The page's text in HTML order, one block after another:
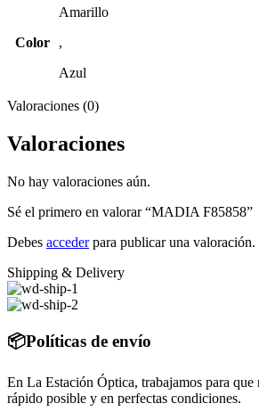
Color
Amarillo
,
Azul
Valoraciones (0)
Valoraciones
No hay valoraciones aún.
Sé el primero en valorar “MADIA F85858”
Debes accederpara publicar una valoración.
Shipping & Delivery
📦Políticas de envío
En La Estación Óptica, trabajamos para que
rápido posible y en perfectas condiciones.